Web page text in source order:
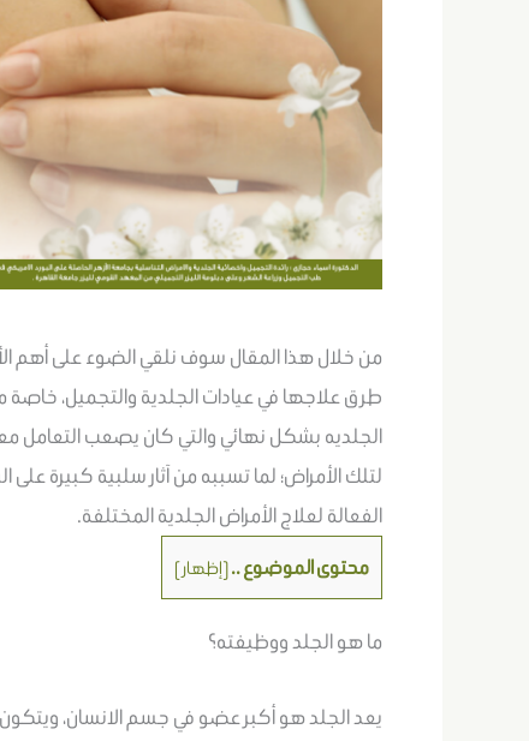
من خلال هذا المقال سوف نلقي الضوء على أهم
طرق علاجها في عيادات الجلدية والتجميل، خاصة
الجلديه بشكل نهائي والتي كان يصعب التعامل
لتلك الأمراض؛ لما تسببه من آثار سلبية كبيرة
الفعالة لعلاج الأمراض الجلدية المختلفة.
محتوى الموضوع ..[إظهار]
ما هو الجلد ووظيفته؟